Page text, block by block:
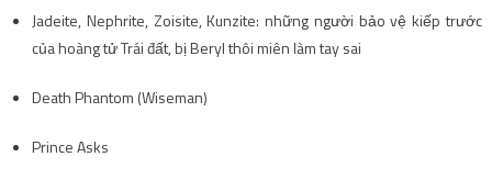
Jadeite, Nephrite, Zoisite, Kunzite: những người bảo vệ kiếp trước
của hoàng tử Trái đất, bị Beryl thôi miên làm tay sai
Death Phantom (Wiseman)
Prince Asks